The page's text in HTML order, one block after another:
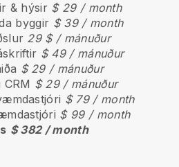
& hýsir $ 29 / month
byggir $ 39 / month
29 $ / mánuður
$ 49 / mánuður
$ 29 / mánuður
$ 29 / mánuður
$ 79 / month
$ 99 / month
$ 382 / month